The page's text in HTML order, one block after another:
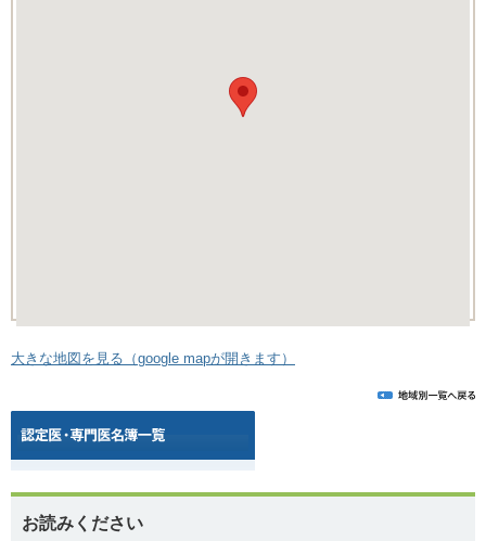
大きな地図を見る（google mapが開きます）
お読みください